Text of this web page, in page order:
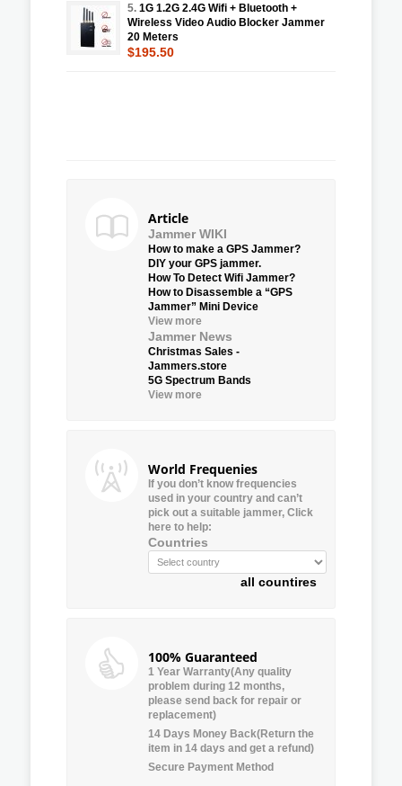
5. 1G 1.2G 2.4G Wifi + Bluetooth +
Wireless Video Audio Blocker Jammer
20 Meters
$195.50
Article
Jammer WIKI
How to make a GPS Jammer?
DIY your GPS jammer.
How To Detect Wifi Jammer?
How to Disassemble a “GPS
Jammer” Mini Device
View more
Jammer News
Christmas Sales -
Jammers.store
5G Spectrum Bands
View more
World Frequenies
If you don’t know frequencies
used in your country and can’t
pick out a suitable jammer, Click
here to help:
Countries
all countires
100% Guaranteed
1 Year Warranty(Any quality
problem during 12 months,
please send back for repair or
replacement)
14 Days Money Back(Return the
item in 14 days and get a refund)
Secure Payment Method